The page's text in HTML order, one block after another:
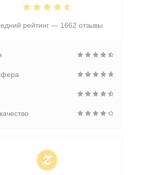
рейтинг — 1662 отзывы